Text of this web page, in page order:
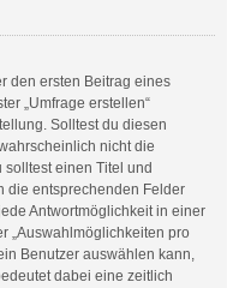
den ersten Beitrag eines
„Umfrage erstellen“
Solltest du diesen
nicht die
einen Titel und
die entsprechenden Felder
Antwortmöglichkeit in einer
„Auswahlmöglichkeiten pro
Benutzer auswählen kann,
dabei eine zeitlich